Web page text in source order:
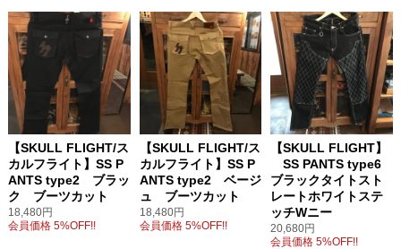
【SKULL FLIGHT/ス
カルフライト】SS P
ANTS type2 ブラッ
ク ブーツカット
18,480円
会員価格 5%OFF!!
【SKULL FLIGHT/ス
カルフライト】SS P
ANTS type2 ベージ
ュ ブーツカット
18,480円
会員価格 5%OFF!!
【SKULL FLIGHT】
SS PANTS type6
ブラックタイトスト
レートホワイトステ
ッチWニー
20,680円
会員価格 5%OFF!!